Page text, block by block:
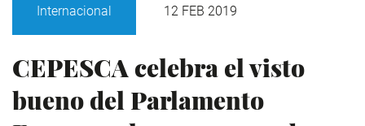
Internacional 12 FEB 2019
CEPESCA celebra el visto
bueno del Parlamento